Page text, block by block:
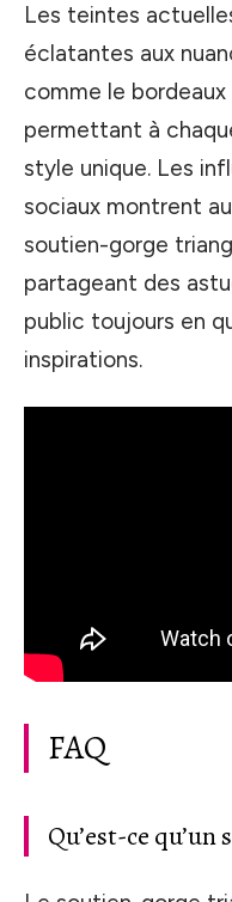
Les teintes
éclatantes aux
comme le
permettant à
style unique. Les
sociaux montrent
soutien-gorge
partageant des
public toujours en
inspirations.
FAQ
Qu’est-ce